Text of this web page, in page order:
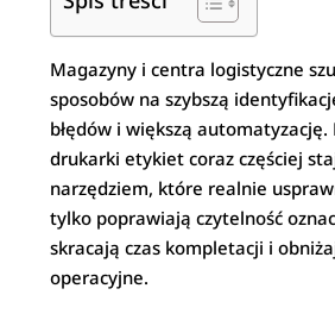
Magazyny i centra logistyczne
sposobów na szybszą
błędów i większą automatyzację.
drukarki etykiet coraz częściej
narzędziem, które realnie
tylko poprawiają czytelność
skracają czas kompletacji i
operacyjne.